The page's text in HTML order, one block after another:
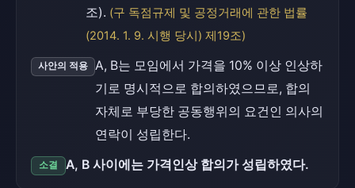
조). (구 독점규제 및 공정거래에 관한 법률
(2014. 1. 9. 시행 당시) 제19조)
사안의 적용
A, B는 모임에서 가격을 10% 이상 인상하
기로 명시적으로 합의하였으므로, 합의
자체로 부당한 공동행위의 요건인 의사의
연락이 성립한다.
소결 A, B 사이에는 가격인상 합의가 성립하였다.